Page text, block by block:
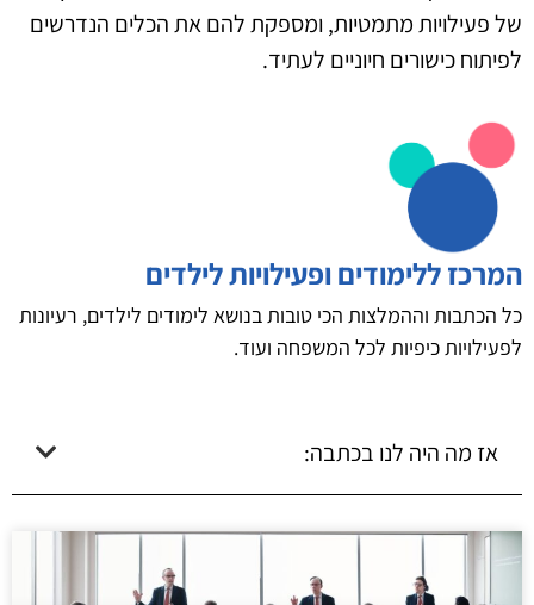
של פעילויות מתמטיות, ומספקת להם את הכלים הנדרשים
לפיתוח כישורים חיוניים לעתיד.
המרכז ללימודים ופעילויות לילדים
כל הכתבות וההמלצות הכי טובות בנושא לימודים לילדים, רעיונות
לפעילויות כיפיות לכל המשפחה ועוד.
אז מה היה לנו בכתבה: